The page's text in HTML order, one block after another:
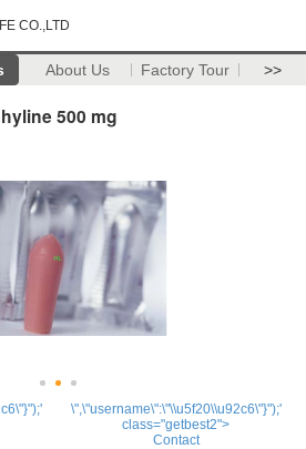
CO.,LTD
About Us Factory Tour >>
500 mg
\",\"username\":\"\\u5f20\\u92c6\"}");'
class="getbest2">
Contact